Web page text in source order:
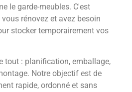
le garde-meubles. C'est
rénovez et avez besoin
stocker temporairement vos
tout : planification, emballage,
Notre objectif est de
rapide, ordonné et sans